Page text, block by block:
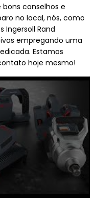
bons conselhos e
no local, nós, como
Ingersoll Rand
empregando uma
Estamos
hoje mesmo!